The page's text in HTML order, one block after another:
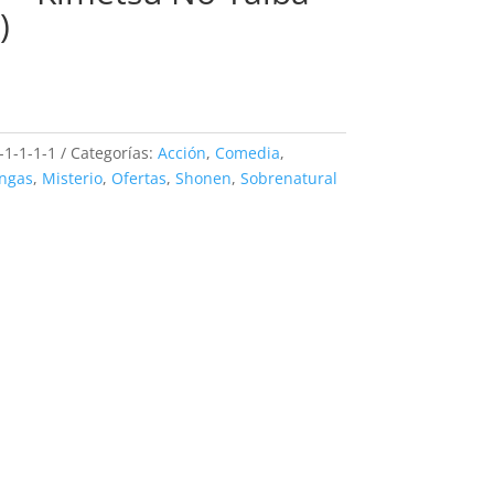
1-1-1 Categorías: Acción, Comedia,
, Misterio, Ofertas, Shonen, Sobrenatural